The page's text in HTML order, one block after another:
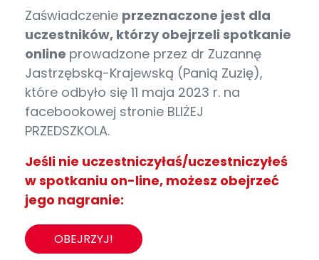
Zaświadczenie przeznaczone jest dla
uczestników, którzy obejrzeli spotkanie
online prowadzone przez dr Zuzannę
Jastrzębską-Krajewską (Panią Zuzię),
które odbyło się 11 maja 2023 r. na
facebookowej stronie BLIŻEJ
PRZEDSZKOLA.
Jeśli nie uczestniczyłaś/uczestniczyłeś
w spotkaniu on-line, możesz obejrzeć
jego nagranie:
OBEJRZYJ!